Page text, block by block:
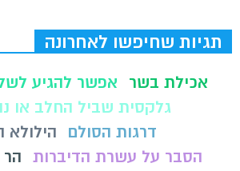
תגיות שחיפשו לאחרונה
אכילת בשר אפשר להגיע
גלקסית שביל החלב או
דרגות הסולם
הילולא
הסבר על עשרת הדיברות הר